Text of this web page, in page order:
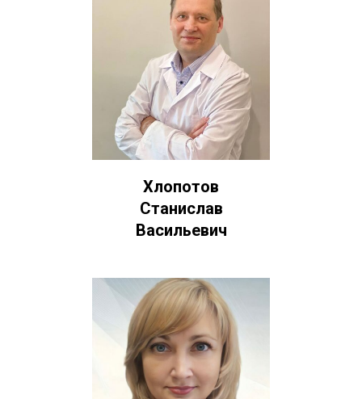
Хлопотов
Станислав
Васильевич